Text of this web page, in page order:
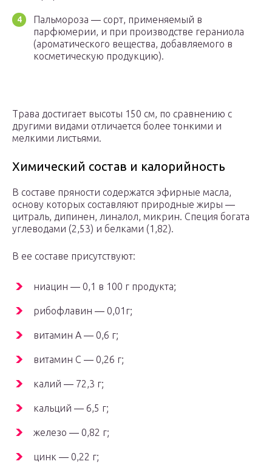
Пальмороза ― сорт, применяемый в
парфюмерии, и при производстве гераниола
(ароматического вещества, добавляемого в
косметическую продукцию).
Трава достигает высоты 150 см, по сравнению с
другими видами отличается более тонкими и
мелкими листьями.
Химический состав и калорийность
В составе пряности содержатся эфирные масла,
основу которых составляют природные жиры ―
цитраль, дипинен, линалол, микрин. Специя богата
углеводами (2,53) и белками (1,82).
В ее составе присутствуют:
ниацин ― 0,1 в 100 г продукта;
рибофлавин ― 0,01г;
витамин А ― 0,6 г;
витамин С ― 0,26 г;
калий ― 72,3 г;
кальций ― 6,5 г;
железо ― 0,82 г;
цинк ― 0,22 г;